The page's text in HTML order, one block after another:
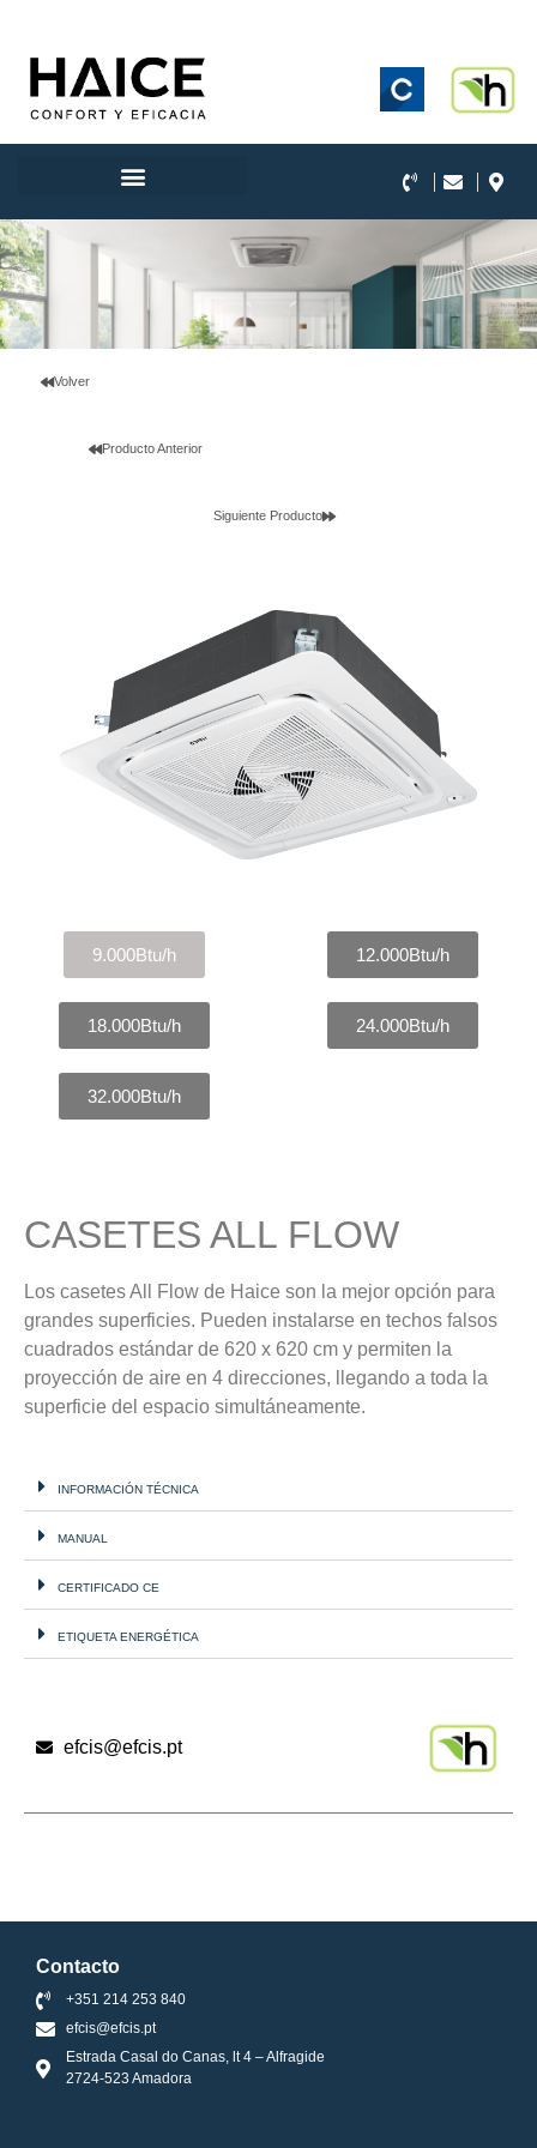
Volver
Producto Anterior
Siguiente Producto
9.000Btu/h
18.000Btu/h
32.000Btu/h
12.000Btu/h
24.000Btu/h
CASETES ALL FLOW
Los casetes All Flow de Haice son la mejor opción para
grandes superficies. Pueden instalarse en techos falsos
cuadrados estándar de 620 x 620 cm y permiten la
proyección de aire en 4 direcciones, llegando a toda la
superficie del espacio simultáneamente.
INFORMACIÓN TÉCNICA
MANUAL
CERTIFICADO CE
ETIQUETA ENERGÉTICA
efcis@efcis.pt
Contacto
+351 214 253 840
efcis@efcis.pt
Estrada Casal do Canas, lt 4 – Alfragide
2724-523 Amadora